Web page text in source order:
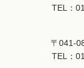
TEL：
〒041-
TEL：